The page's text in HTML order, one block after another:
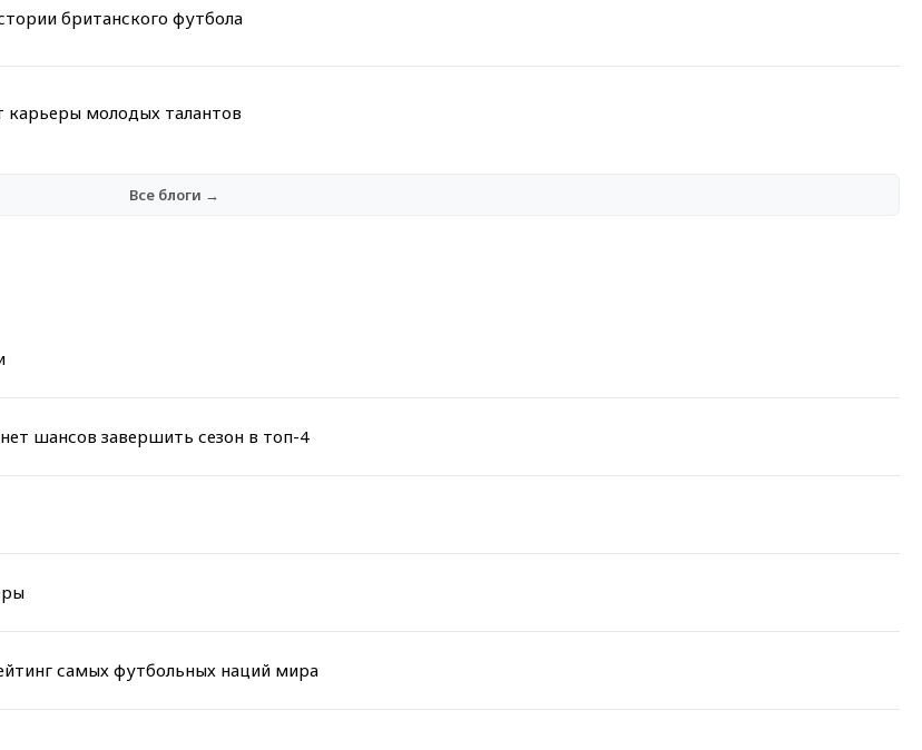
британского футбола
карьеры молодых талантов
Все блоги →
шансов завершить сезон в топ-4
самых футбольных наций мира